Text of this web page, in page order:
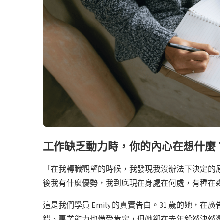
工作缺乏動力時，你的內心在想什麼
「在我轉職觀望的時候，我發現我沒辦法下決定
後我有什麼優勢，我到底現在身處在何處，有種在
這是我們學員 Emily 的真實告白。31 歲的她，在